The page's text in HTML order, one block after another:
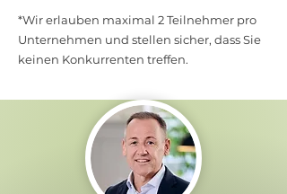
*Wir erlauben maximal 2 Teilnehmer pro
Unternehmen und stellen sicher, dass Sie
keinen Konkurrenten treffen.